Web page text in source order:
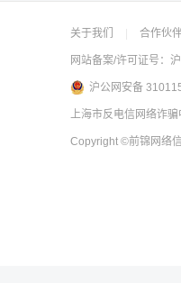
关于我们 合作伙
网站备案/许可证号：
沪公网安备
上海市反电信网络诈
Copyright ©前锦网络